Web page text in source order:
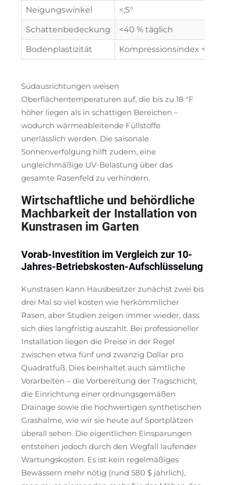
Neigungswinkel <;5°
Schattenbedeckung <40 % täglich
Bodenplastizität Kompressionsindex <;0,2
Südausrichtungen weisen
Oberflächentemperaturen auf, die bis zu 18 °F
höher liegen als in schattigen Bereichen –
wodurch wärmeableitende Füllstoffe
unerlässlich werden. Die saisonale
Sonnenverfolgung hilft zudem, eine
ungleichmäßige UV-Belastung über das
gesamte Rasenfeld zu verhindern.
Wirtschaftliche und behördliche
Machbarkeit der Installation von
Kunstrasen im Garten
Vorab-Investition im Vergleich zur 10-
Jahres-Betriebskosten-Aufschlüsselung
Kunstrasen kann Hausbesitzer zunächst zwei bis
drei Mal so viel kosten wie herkömmlicher
Rasen, aber Studien zeigen immer wieder, dass
sich dies langfristig auszahlt. Bei professioneller
Installation liegen die Preise in der Regel
zwischen etwa fünf und zwanzig Dollar pro
Quadratfuß. Dies beinhaltet auch sämtliche
Vorarbeiten – die Vorbereitung der Tragschicht,
die Einrichtung einer ordnungsgemäßen
Drainage sowie die hochwertigen synthetischen
Grashalme, wie wir sie heute auf Sportplätzen
überall sehen. Die eigentlichen Einsparungen
entstehen jedoch durch den Wegfall laufender
Wartungskosten. Es ist kein regelmäßiges
Bewässern mehr nötig (rund 580 $ jährlich),